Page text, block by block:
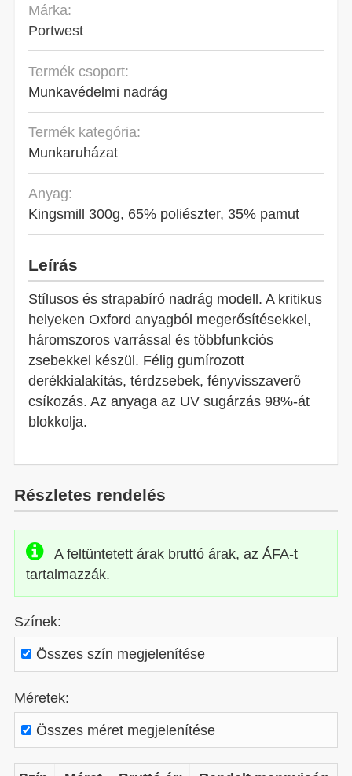
Márka:
Portwest
Termék csoport:
Munkavédelmi nadrág
Termék kategória:
Munkaruházat
Anyag:
Kingsmill 300g, 65% poliészter, 35% pamut
Leírás
Stílusos és strapabíró nadrág modell. A kritikus
helyeken Oxford anyagból megerősítésekkel,
háromszoros varrással és többfunkciós
zsebekkel készül. Félig gumírozott
derékkialakítás, térdzsebek, fényvisszaverő
csíkozás. Az anyaga az UV sugárzás 98%-át
blokkolja.
Részletes rendelés
A feltüntetett árak bruttó árak, az ÁFA-t
tartalmazzák.
Színek:
Összes szín megjelenítése
Méretek:
Összes méret megjelenítése